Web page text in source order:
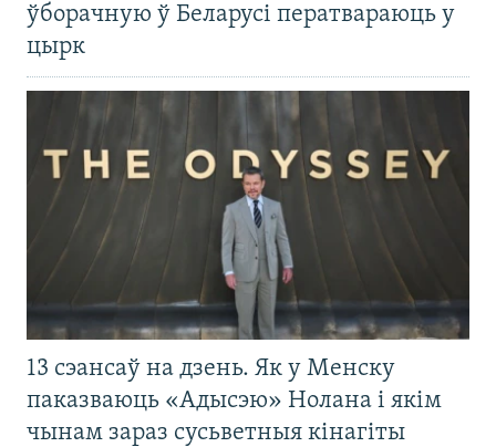
ўборачную ў Беларусі ператвараюць у
цырк
13 сэансаў на дзень. Як у Менску
паказваюць «Адысэю» Нолана і якім
чынам зараз сусьветныя кінагіты